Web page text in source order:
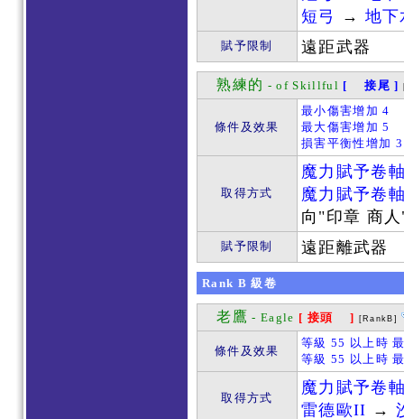
短弓
→ 地下
賦予限制 遠距武器
熟練的 - of Skillful [ 接尾 ]
條件及效果
最小傷害增加 4
最大傷害增加 5
損害平衡性增加 3
取得方式
魔力賦予卷
魔力賦予卷
向"印章 商
賦予限制 遠距離武器
Rank B 級卷
老鷹 - Eagle [ 接頭 ] [RankB]
條件及效果
等級 55 以上時
等級 55 以上時
取得方式
魔力賦予卷
雷德歐II →